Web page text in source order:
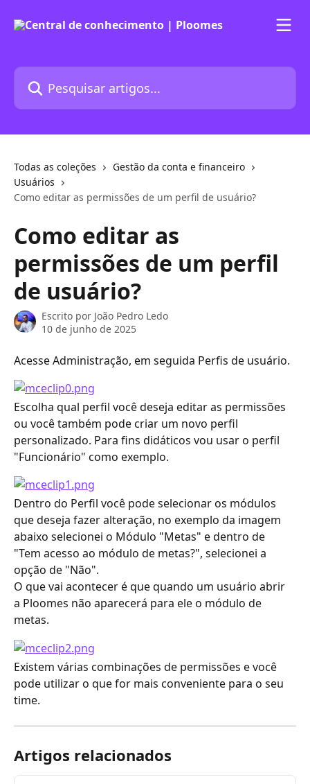
Pesquisar artigos...
Todas as coleções
Gestão da conta e financeiro
Usuários
Como editar as permissões de um perfil de usuário?
Como editar as
permissões de um perfil
de usuário?
Escrito por João Pedro Ledo
10 de junho de 2025
Acesse Administração, em seguida Perfis de usuário.
Escolha qual perfil você deseja editar as permissões
ou você também pode criar um novo perfil
personalizado. Para fins didáticos vou usar o perfil
"Funcionário" como exemplo.
Dentro do Perfil você pode selecionar os módulos
que deseja fazer alteração, no exemplo da imagem
abaixo selecionei o Módulo "Metas" e dentro de
"Tem acesso ao módulo de metas?", selecionei a
opção de "Não".
O que vai acontecer é que quando um usuário abrir
a Ploomes não aparecerá para ele o módulo de
metas.
Existem várias combinações de permissões e você
pode utilizar o que for mais conveniente para o seu
time.
Artigos relacionados